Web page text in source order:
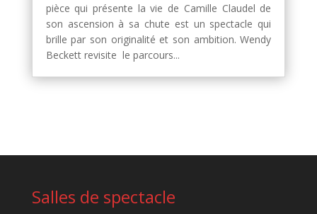
pièce qui présente la vie de Camille Claudel de
son ascension à sa chute est un spectacle qui
brille par son originalité et son ambition. Wendy
Beckett revisite le parcours...
Salles de spectacle